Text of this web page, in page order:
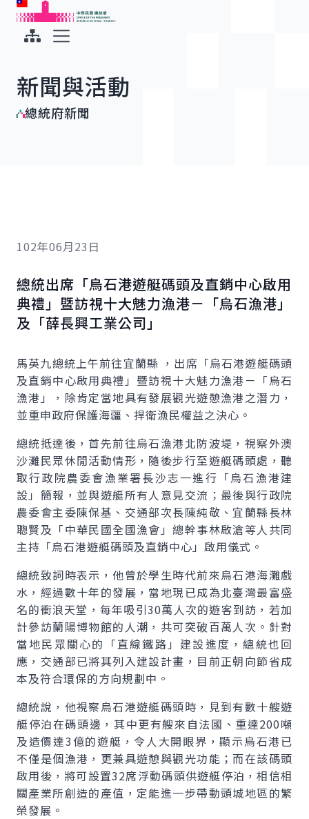
跳到主要內容
中華民國總統府
新聞與活動
總統府新聞
102年06月23日
總統出席「烏石港遊艇碼頭及直銷中心啟用
典禮」暨訪視十大魅力漁港－「烏石漁港」
及「薛長興工業公司」
馬英九總統上午前往宜蘭縣 ，出席「烏石港遊艇碼頭
及直銷中心啟用典禮」暨訪視十大魅力漁港－「烏石
漁港」，除肯定當地具有發展觀光遊憩漁港之潛力，
並重申政府保護海疆、捍衛漁民權益之決心。
總統抵達後，首先前往烏石漁港北防波堤，視察外澳
沙灘民眾休閒活動情形，隨後步行至遊艇碼頭處，聽
取行政院農委會漁業署長沙志一進行「烏石漁港建
設」簡報，並與遊艇所有人意見交流；最後與行政院
農委會主委陳保基、交通部次長陳純敬、宜蘭縣長林
聰賢及「中華民國全國漁會」總幹事林啟滄等人共同
主持「烏石港遊艇碼頭及直銷中心」啟用儀式。
總統致詞時表示，他曾於學生時代前來烏石港海灘戲
水，經過數十年的發展，當地現已成為北臺灣最富盛
名的衝浪天堂，每年吸引30萬人次的遊客到訪，若加
計參訪蘭陽博物館的人潮，共可突破百萬人次。針對
當地民眾關心的「直線鐵路」建設進度，總統也回
應，交通部已將其列入建設計畫，目前正朝向節省成
本及符合環保的方向規劃中。
總統說，他視察烏石港遊艇碼頭時，見到有數十艘遊
艇停泊在碼頭邊，其中更有艘來自法國、重達200噸
及造價達3億的遊艇，令人大開眼界，顯示烏石港已
不僅是個漁港，更兼具遊憩與觀光功能；而在該碼頭
啟用後，將可設置32席浮動碼頭供遊艇停泊，相信相
關產業所創造的產值，定能進一步帶動頭城地區的繁
榮發展。